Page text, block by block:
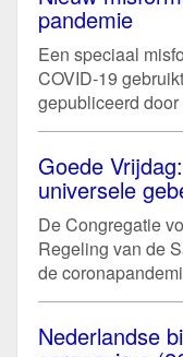
pandemie
Een speciaal
COVID-19
gepubliceerd door
Goede
universele
De Congregatie
Regeling van de
de
Nederlandse